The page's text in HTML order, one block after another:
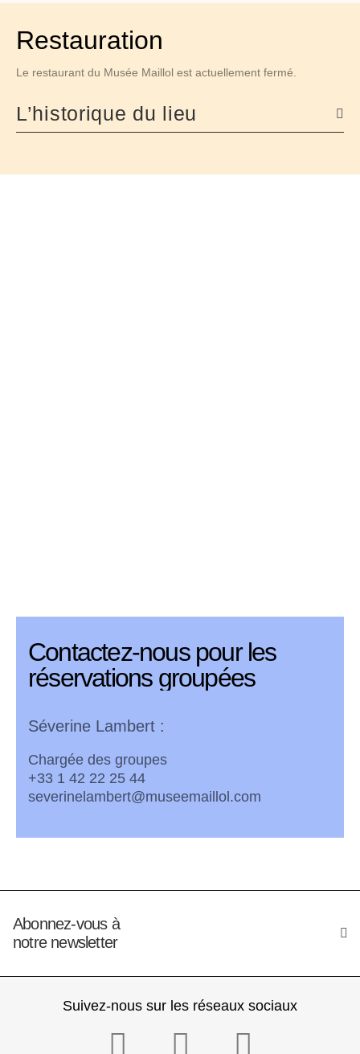
Restauration
Le restaurant du Musée Maillol est actuellement fermé.
L’historique du lieu
Contactez-nous pour les
réservations groupées
Séverine Lambert :
Chargée des groupes
+33 1 42 22 25 44
severinelambert@museemaillol.com
Abonnez-vous à
notre newsletter
Suivez-nous sur les réseaux sociaux